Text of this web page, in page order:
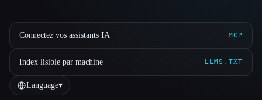
Connectez vos assistants IA MCP
Index lisible par machine LLMS.TXT
Language▾